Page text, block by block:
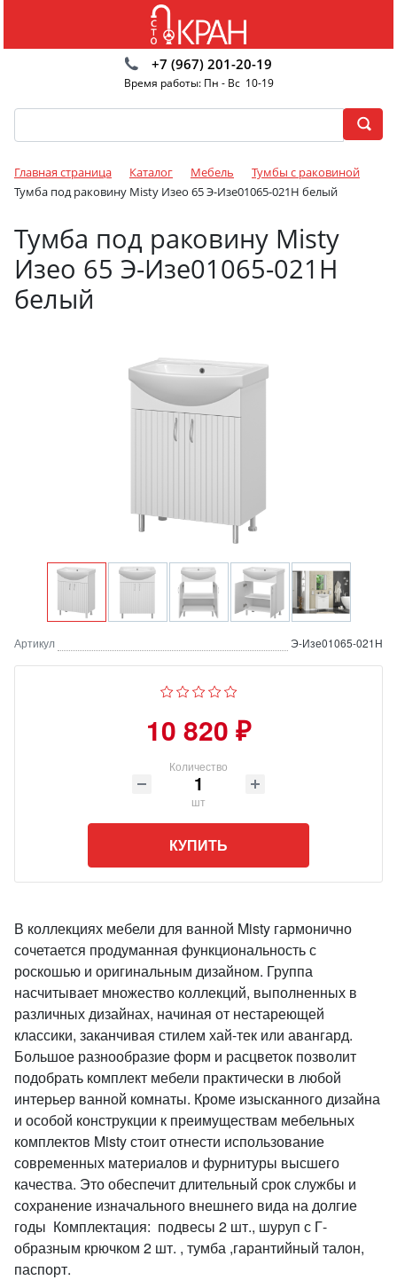
+7 (967) 201-20-19
Время работы: Пн - Вс 10-19
Главная страница Каталог Мебель
Тумбы с раковиной
Тумба под раковину Misty Изео 65 Э-Изе01065-021Н белый
Тумба под раковину Misty
Изео 65 Э-Изе01065-021Н
белый
Артикул Э-Изе01065-021Н
10 820 ₽
Количество
шт
КУПИТЬ
В коллекциях мебели для ванной Misty гармонично
сочетается продуманная функциональность с
роскошью и оригинальным дизайном. Группа
насчитывает множество коллекций, выполненных в
различных дизайнах, начиная от нестареющей
классики, заканчивая стилем хай-тек или авангард.
Большое разнообразие форм и расцветок позволит
подобрать комплект мебели практически в любой
интерьер ванной комнаты. Кроме изысканного дизайна
и особой конструкции к преимуществам мебельных
комплектов Misty стоит отнести использование
современных материалов и фурнитуры высшего
качества. Это обеспечит длительный срок службы и
сохранение изначального внешнего вида на долгие
годы Комплектация: подвесы 2 шт., шуруп с Г-
образным крючком 2 шт. , тумба ,гарантийный талон,
паспорт.